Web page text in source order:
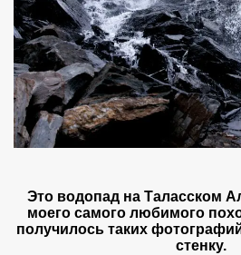
Это водопад на Таласском
моего самого любимого
получилось таких
стенку.